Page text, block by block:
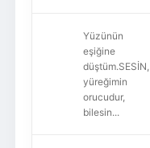
Yüzünün
eşiğine
düştüm.SESİN,
yüreğimin
orucudur,
bilesin...